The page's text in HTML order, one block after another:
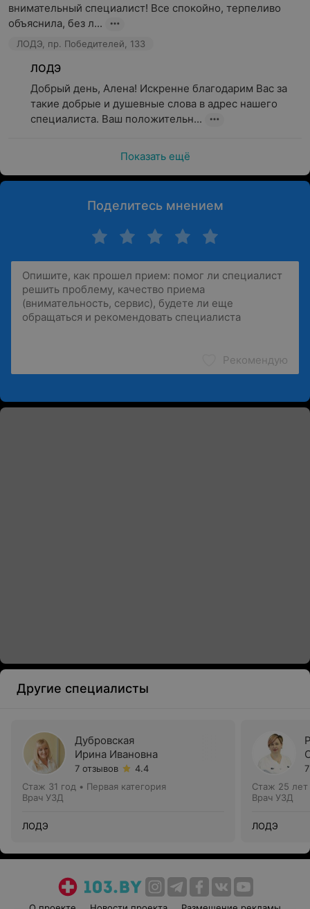
внимательный специалист! Все спокойно, терпеливо
объяснила, без л...
ЛОДЭ, пр. Победителей, 133
ЛОДЭ
Добрый день, Алена! Искренне благодарим Вас за
такие добрые и душевные слова в адрес нашего
специалиста. Ваш положительн...
Показать ещё
Поделитесь мнением
Рекомендую
Другие специалисты
Дубровская
Ирина Ивановна
7 отзывов
4.4
Стаж 31 год • Первая категория
Врач УЗД
ЛОДЭ
Стаж 25 лет
Врач УЗД
ЛОДЭ